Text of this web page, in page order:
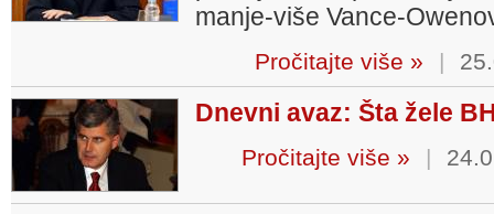
manje-više Vance-
Pročitajte više » |
Dnevni avaz: Šta žele
Pročitajte više » |